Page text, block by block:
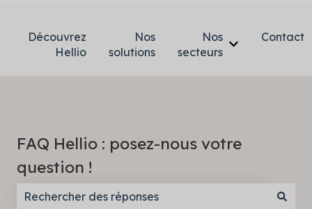
Découvrez
Hellio
Nos
solutions
Nos
secteurs
Afficher le
Contact
FAQ Hellio : posez-nous votre
question !